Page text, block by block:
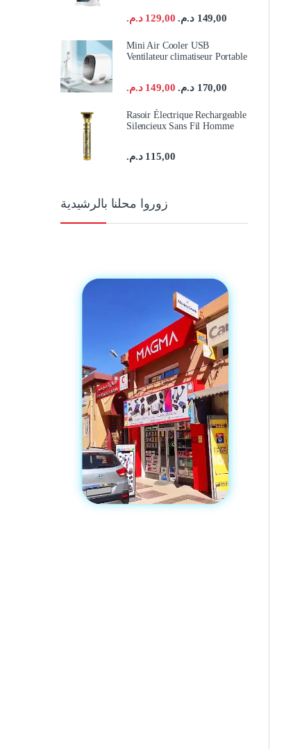
129,00 د.م. 149,00 د.م.
Mini Air Cooler USB
Ventilateur climatiseur Portable
149,00 د.م. 170,00 د.م.
Rasoir Électrique Rechargeable
Silencieux Sans Fil Homme
115,00 د.م.
زوروا محلنا بالرشيدية